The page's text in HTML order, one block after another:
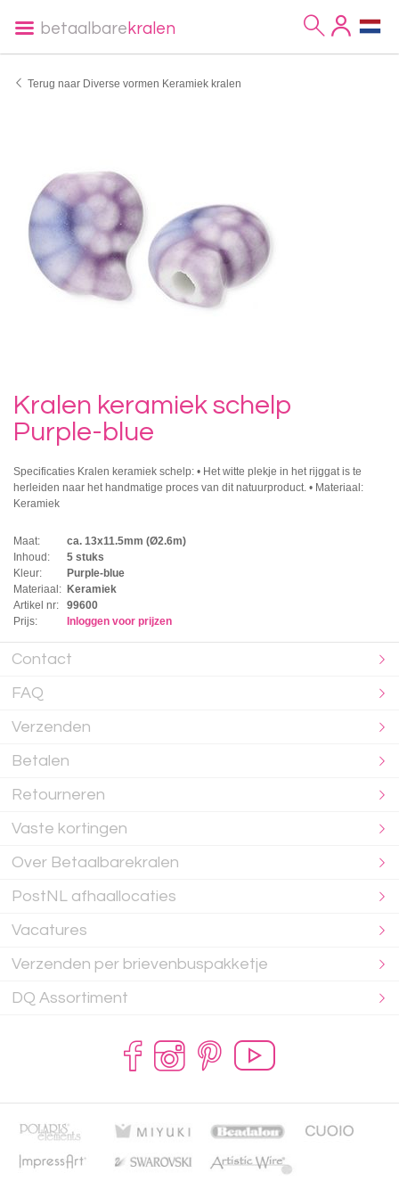
betaalbare kralen
Terug naar Diverse vormen Keramiek kralen
Kralen keramiek schelp
Purple-blue
Specificaties Kralen keramiek schelp: • Het witte plekje in het rijggat is te
herleiden naar het handmatige proces van dit natuurproduct. • Materiaal:
Keramiek
Maat:
ca. 13x11.5mm (Ø2.6m)
Inhoud:
5 stuks
Kleur:
Purple-blue
Materiaal: Keramiek
Artikel nr:
99600
Prijs:
Inloggen voor prijzen
Contact
FAQ
Verzenden
Betalen
Retourneren
Vaste kortingen
Over Betaalbarekralen
PostNL afhaallocaties
Vacatures
Verzenden per brievenbuspakketje
DQ Assortiment